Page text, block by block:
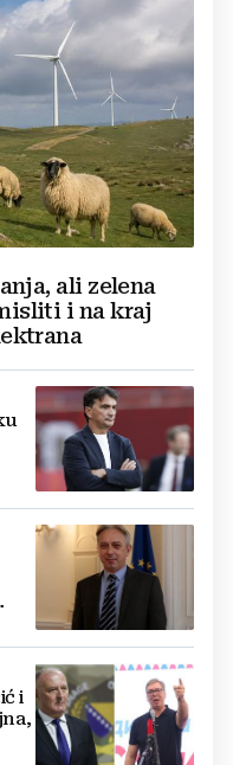
ali zelena
i na kraj
i